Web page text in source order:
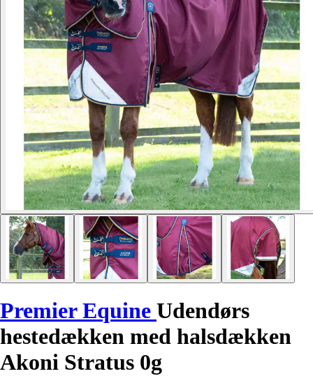
Premier Equine Udendørs
hestedækken med halsdækken
Akoni Stratus 0g